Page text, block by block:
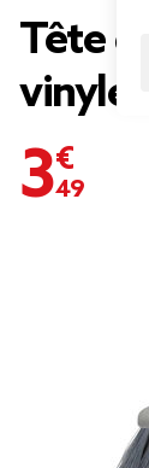
Tête
vinyle
3,49 €